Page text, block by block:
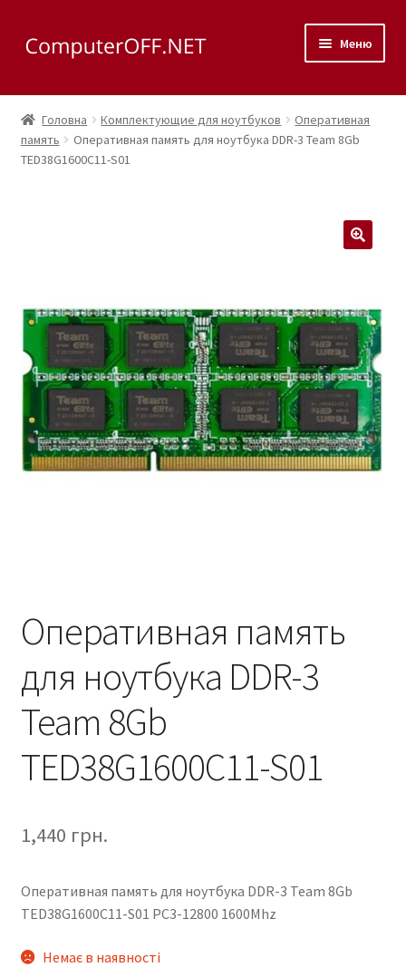
до
до
Меню
Корзина
Магазин
меню
Скупка
меню
Головна Комплектующие для ноутбуков
Оперативная
память
Оперативная память для ноутбука DDR-3 Team 8Gb
TED38G1600C11-S01
Оперативная память
для ноутбука DDR-3
Team 8Gb
TED38G1600C11-S01
1,440 грн.
Оперативная память для ноутбука DDR-3 Team 8Gb
TED38G1600C11-S01 PC3-12800 1600Mhz
Немає в наявності